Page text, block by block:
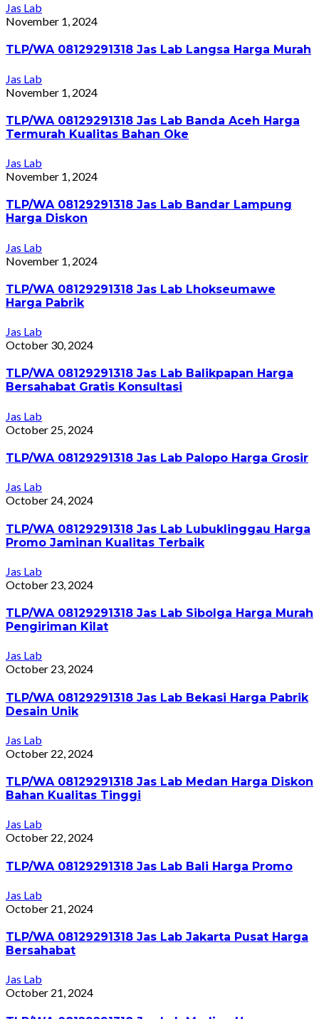
Jas Lab
November 1, 2024
TLP/WA 08129291318 Jas Lab Langsa Harga Murah
Jas Lab
November 1, 2024
TLP/WA 08129291318 Jas Lab Banda Aceh Harga
Termurah Kualitas Bahan Oke
Jas Lab
November 1, 2024
TLP/WA 08129291318 Jas Lab Bandar Lampung
Harga Diskon
Jas Lab
November 1, 2024
TLP/WA 08129291318 Jas Lab Lhokseumawe
Harga Pabrik
Jas Lab
October 30, 2024
TLP/WA 08129291318 Jas Lab Balikpapan Harga
Bersahabat Gratis Konsultasi
Jas Lab
October 25, 2024
TLP/WA 08129291318 Jas Lab Palopo Harga Grosir
Jas Lab
October 24, 2024
TLP/WA 08129291318 Jas Lab Lubuklinggau Harga
Promo Jaminan Kualitas Terbaik
Jas Lab
October 23, 2024
TLP/WA 08129291318 Jas Lab Sibolga Harga Murah
Pengiriman Kilat
Jas Lab
October 23, 2024
TLP/WA 08129291318 Jas Lab Bekasi Harga Pabrik
Desain Unik
Jas Lab
October 22, 2024
TLP/WA 08129291318 Jas Lab Medan Harga Diskon
Bahan Kualitas Tinggi
Jas Lab
October 22, 2024
TLP/WA 08129291318 Jas Lab Bali Harga Promo
Jas Lab
October 21, 2024
TLP/WA 08129291318 Jas Lab Jakarta Pusat Harga
Bersahabat
Jas Lab
October 21, 2024